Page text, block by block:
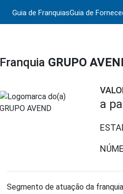
Guia de FranquiasGuia de
Franquia GRUPO
a
Segmento de atuação da